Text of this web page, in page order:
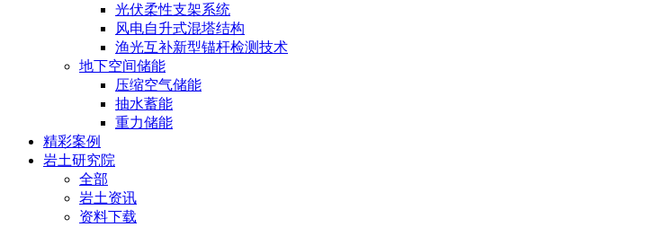
光伏柔性支架系统
风电自升式混塔结构
渔光互补新型锚杆检测技术
地下空间储能
压缩空气储能
抽水蓄能
重力储能
精彩案例
岩土研究院
全部
岩土资讯
资料下载